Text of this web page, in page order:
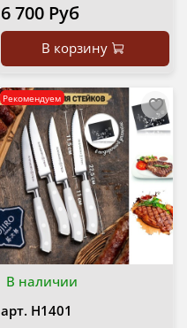
6 700 Руб
В корзину
В наличии
Рекомендуем
арт. H1401